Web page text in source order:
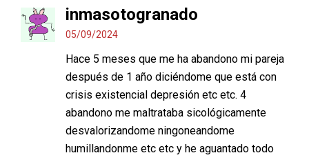
inmasotogranado
05/09/2024
Hace 5 meses que me ha abandono mi pareja
después de 1 año diciéndome que está con
crisis existencial depresión etc etc. 4
abandono me maltrataba sicológicamente
desvalorizandome ningoneandome
humillandonme etc etc y he aguantado todo